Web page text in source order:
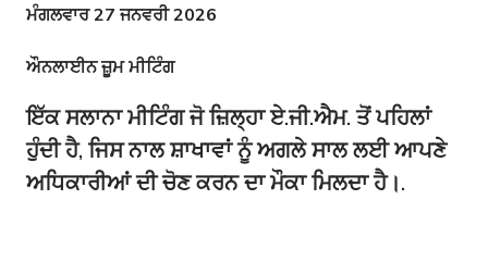
ਮੰਗਲਵਾਰ 27 ਜਨਵਰੀ 2026
ਔਨਲਾਈਨ ਜ਼ੂਮ ਮੀਟਿੰਗ
ਇੱਕ ਸਲਾਨਾ ਮੀਟਿੰਗ ਜੋ ਜ਼ਿਲ੍ਹਾ ਏ.ਜੀ.ਐਮ. ਤੋਂ ਪਹਿਲਾਂ
ਹੁੰਦੀ ਹੈ, ਜਿਸ ਨਾਲ ਸ਼ਾਖਾਵਾਂ ਨੂੰ ਅਗਲੇ ਸਾਲ ਲਈ ਆਪਣੇ
ਅਧਿਕਾਰੀਆਂ ਦੀ ਚੋਣ ਕਰਨ ਦਾ ਮੌਕਾ ਮਿਲਦਾ ਹੈ।.